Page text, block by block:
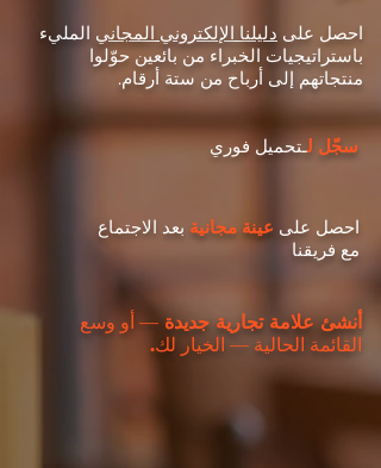
احصل على دليلنا الإلكتروني المجاني المليء
باستراتيجيات الخبراء من بائعين حوّلوا
منتجاتهم إلى أرباح من ستة أرقام.
سجّل لـتحميل فوري
احصل على عينة مجانية بعد الاجتماع
مع فريقنا
أنشئ علامة تجارية جديدة — أو وسع
القائمة الحالية — الخيار لك.